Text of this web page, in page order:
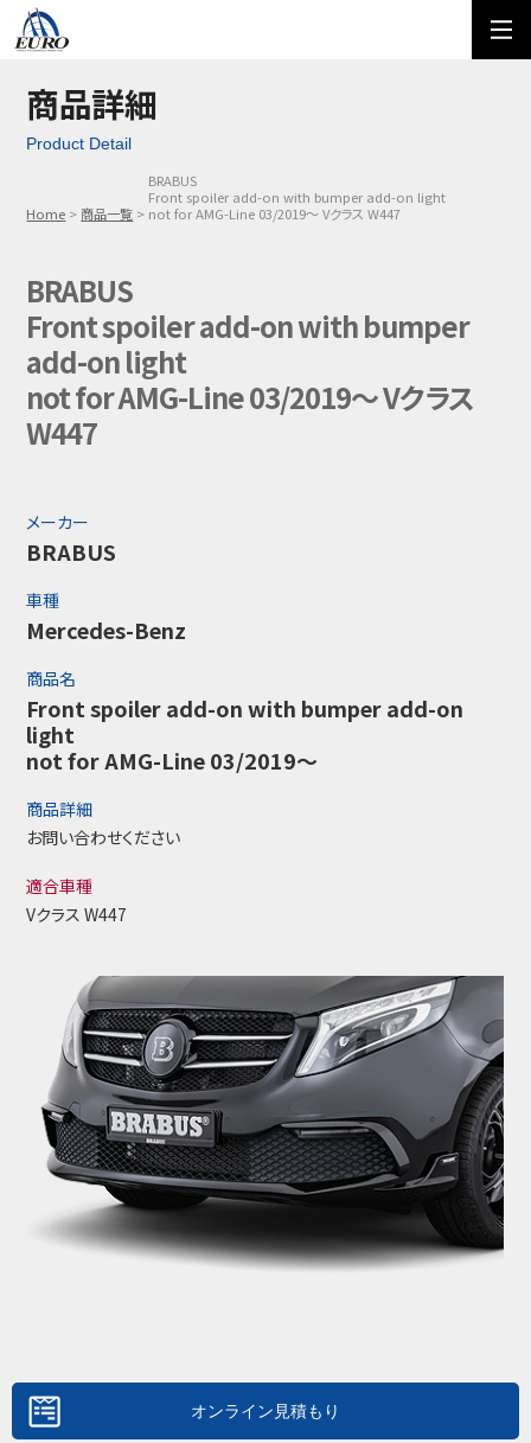
ご利用方法
メール問い合わせ
03-5674-7742
商品詳細
Product Detail
Home 商品一覧
BRABUS
Front spoiler add-on with bumper add-on light
not for AMG-Line 03/2019～ Vクラス W447
BRABUS
Front spoiler add-on with bumper
add-on light
not for AMG-Line 03/2019～ Vクラス
W447
メーカー
BRABUS
車種
Mercedes-Benz
商品名
Front spoiler add-on with bumper add-on
light
not for AMG-Line 03/2019～
商品詳細
お問い合わせください
適合車種
Vクラス W447